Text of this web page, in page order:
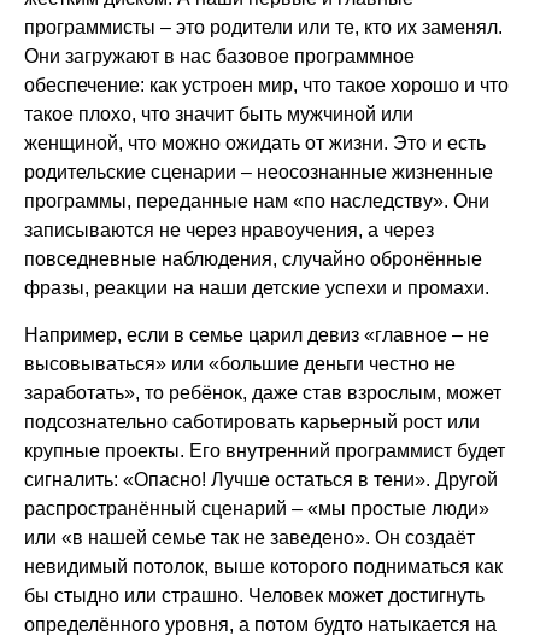
программисты – это родители или те, кто их заменял.
Они загружают в нас базовое программное
обеспечение: как устроен мир, что такое хорошо и что
такое плохо, что значит быть мужчиной или
женщиной, что можно ожидать от жизни. Это и есть
родительские сценарии – неосознанные жизненные
программы, переданные нам «по наследству». Они
записываются не через нравоучения, а через
повседневные наблюдения, случайно обронённые
фразы, реакции на наши детские успехи и промахи.
Например, если в семье царил девиз «главное – не
высовываться» или «большие деньги честно не
заработать», то ребёнок, даже став взрослым, может
подсознательно саботировать карьерный рост или
крупные проекты. Его внутренний программист будет
сигналить: «Опасно! Лучше остаться в тени». Другой
распространённый сценарий – «мы простые люди»
или «в нашей семье так не заведено». Он создаёт
невидимый потолок, выше которого подниматься как
бы стыдно или страшно. Человек может достигнуть
определённого уровня, а потом будто натыкается на